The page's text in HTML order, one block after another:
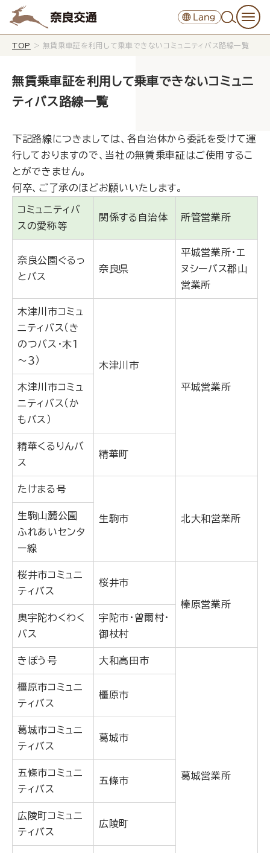
TOP > 無賃乗車証を利用して乗車できないコミュニティバス路線一覧
無賃乗車証を利用して乗車できないコミュニ
ティバス路線一覧
下記路線につきましては、各自治体から委託を受けて運
行しておりますので、当社の無賃乗車証はご使用するこ
とができません。
何卒、ご了承のほどお願いいたします。
コミュニティバ
スの愛称等
関係する自治体 所管営業所
奈良公園ぐるっ
とバス
奈良県
平城営業所・エ
ヌシーバス郡山
営業所
木津川市コミュ
ニティバス（き
のつバス・木１
～３）
木津川市
平城営業所
木津川市コミュ
ニティバス（か
もバス）
精華くるりんバ
ス
精華町
たけまる号
生駒市 北大和営業所
生駒山麓公園
ふれあいセンタ
ー線
桜井市コミュニ
ティバス
桜井市
榛原営業所
奥宇陀わくわく
バス
宇陀市・曽爾村・
御杖村
きぼう号 大和高田市
葛城営業所
橿原市コミュニ
ティバス
橿原市
葛城市コミュニ
ティバス
葛城市
五條市コミュニ
ティバス
五條市
広陵町コミュニ
ティバス
広陵町